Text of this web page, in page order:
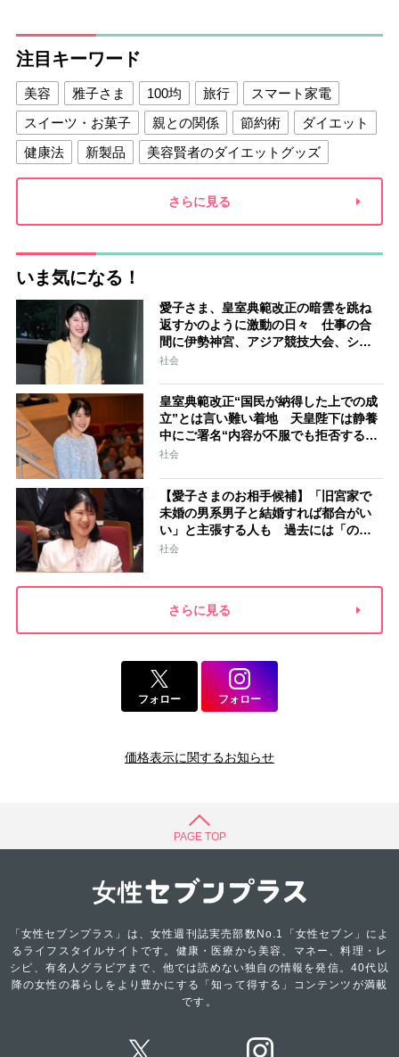
注目キーワード
美容 雅子さま 100均 旅行
スマート家電
スイーツ・お菓子
親との関係 節約術
ダイエット
健康法
新製品
美容賢者のダイエットグッズ
夫との関係
新津春子 どか食い
さらに見る
いま気になる！
愛子さま、皇室典範改正の暗雲を跳ね
返すかのように激動の日々 仕事の合
間に伊勢神宮、アジア競技大会、シン
ガポール…スケジュールはびっしり
社会
皇室典範改正“国民が納得した上での成
立”とは言い難い着地 天皇陛下は静養
中にご署名“内容が不服でも拒否するこ
とはできない” 米大手紙は男系男子に
社会
【愛子さまのお相手候補】「旧宮家で
未婚の男系男子と結婚すれば都合がい
い」と主張する人も 過去には「のび
太くん」「野球部エース」「華道家元
社会
さらに見る
フォロー フォロー
価格表示に関するお知らせ
PAGE TOP
「女性セブンプラス」は、女性週刊誌実売部数No.1「女性セブン」によ
るライフスタイルサイトです。健康・医療から美容、マネー、料理・レ
シピ、有名人グラビアまで、他では読めない独自の情報を発信。40代以
降の女性の暮らしをより豊かにする「知って得する」コンテンツが満載
です。